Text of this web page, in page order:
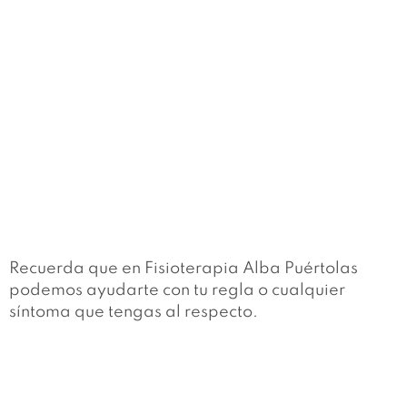
Recuerda que en Fisioterapia Alba Puértolas
podemos ayudarte con tu regla o cualquier
síntoma que tengas al respecto.